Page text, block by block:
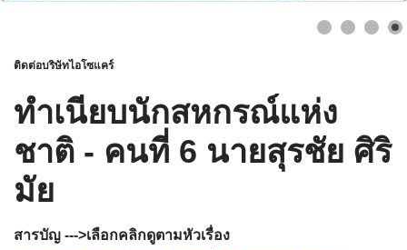
ติดต่อบริษัทไอโซแคร์
ทำเนียบนักสหกรณ์แห่ง
ชาติ - คนที่ 6 นายสุรชัย ศิริ
มัย
สารบัญ --->เลือกคลิกดูตามหัวเรื่อง